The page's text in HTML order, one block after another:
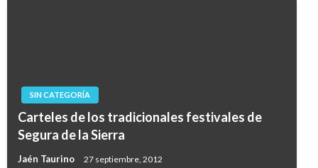
SIN CATEGORÍA
Carteles de los tradicionales festivales de
Segura de la Sierra
Jaén Taurino 27 septiembre, 2012